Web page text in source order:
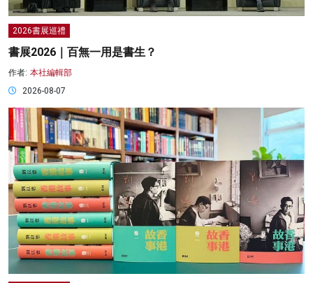
2026書展巡禮
書展2026｜百無一用是書生？
作者: 本社編輯部
2026-08-07